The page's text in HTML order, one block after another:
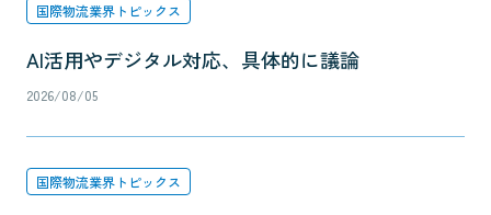
国際物流業界トピックス
AI活用やデジタル対応、具体的に議論
2026/08/05
国際物流業界トピックス